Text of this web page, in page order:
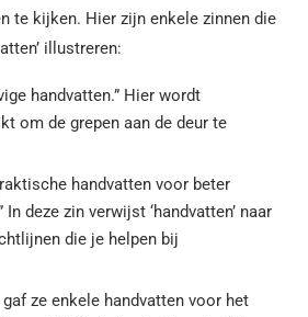
te kijken. Hier zijn enkele zinnen die
illustreren:
handvatten.” Hier wordt
om de grepen aan de deur te
handvatten voor beter
deze zin verwijst ‘handvatten’ naar
die je helpen bij
ze enkele handvatten voor het